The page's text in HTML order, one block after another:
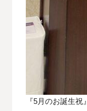
『5月のお誕生祝』